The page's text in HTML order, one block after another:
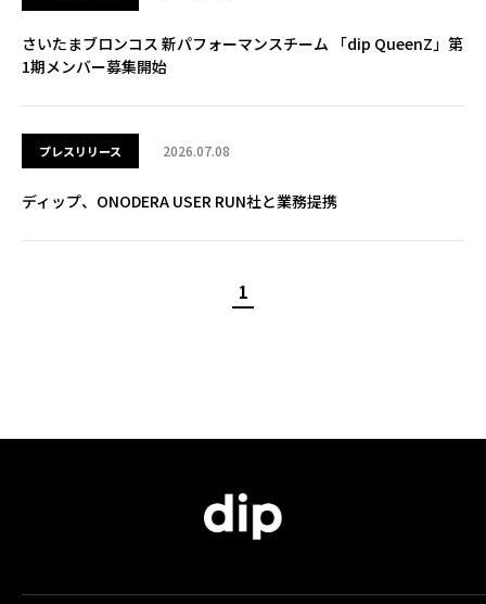
さいたまブロンコス 新パフォーマンスチーム 「dip QueenZ」第
1期メンバー募集開始
プレスリリース 2026.07.08
ディップ、ONODERA USER RUN社と業務提携
1